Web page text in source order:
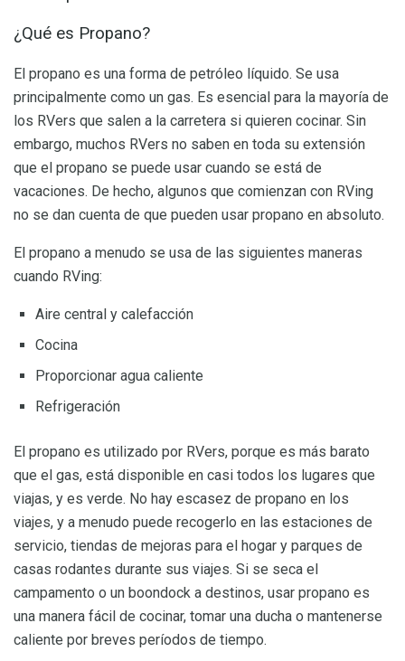
¿Qué es Propano?
El propano es una forma de petróleo líquido. Se usa
principalmente como un gas. Es esencial para la mayoría de
los RVers que salen a la carretera si quieren cocinar. Sin
embargo, muchos RVers no saben en toda su extensión
que el propano se puede usar cuando se está de
vacaciones. De hecho, algunos que comienzan con RVing
no se dan cuenta de que pueden usar propano en absoluto.
El propano a menudo se usa de las siguientes maneras
cuando RVing:
Aire central y calefacción
Cocina
Proporcionar agua caliente
Refrigeración
El propano es utilizado por RVers, porque es más barato
que el gas, está disponible en casi todos los lugares que
viajas, y es verde. No hay escasez de propano en los
viajes, y a menudo puede recogerlo en las estaciones de
servicio, tiendas de mejoras para el hogar y parques de
casas rodantes durante sus viajes. Si se seca el
campamento o un boondock a destinos, usar propano es
una manera fácil de cocinar, tomar una ducha o mantenerse
caliente por breves períodos de tiempo.